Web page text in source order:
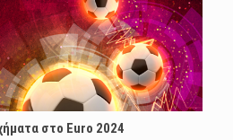
στο Euro 2024